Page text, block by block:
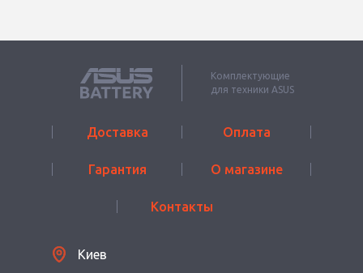
Комплектующие
для техники ASUS
Доставка Оплата
Гарантия О магазине
Контакты
Киев